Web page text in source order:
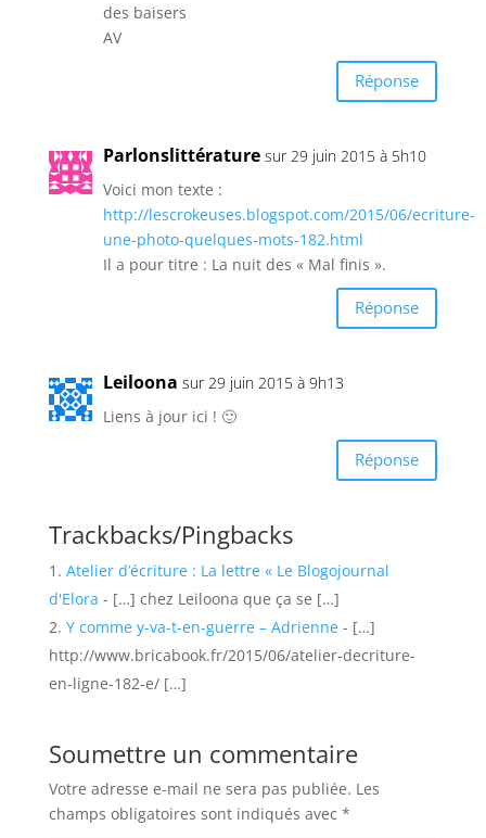
des baisers
AV
Réponse
Parlonslittérature sur 29 juin 2015 à 5h10
Voici mon texte :
http://lescrokeuses.blogspot.com/2015/06/ecriture-
une-photo-quelques-mots-182.html
Il a pour titre : La nuit des « Mal finis ».
Réponse
Leiloona sur 29 juin 2015 à 9h13
Liens à jour ici ! 🙂
Réponse
Trackbacks/Pingbacks
Atelier d’écriture : La lettre « Le Blogojournal
d'Elora - […] chez Leiloona que ça se […]
Y comme y-va-t-en-guerre – Adrienne- […]
http://www.bricabook.fr/2015/06/atelier-decriture-
en-ligne-182-e/ […]
Soumettre un commentaire
Votre adresse e-mail ne sera pas publiée. Les
champs obligatoires sont indiqués avec *